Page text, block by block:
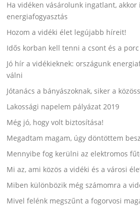
Ha vidéken vásárolunk ingatlant, akkor
energiafogyasztás
Hozom a vidéki élet legújabb híreit!
Idős korban kell tenni a csont és a
Jó hír a vidékieknek: országunk
válni
Jótanács a bányászoknak, siker a
Lakossági napelem pályázat 2019
Még jó, hogy volt biztosítása!
Megadtam magam, úgy döntöttem
Mennyibe fog kerülni az elektromos
Mi az, ami közös a vidéki és a városi
Miben különbözik még számomra a
Mivel felénk megszűnt a fogorvosi